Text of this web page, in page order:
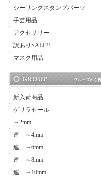
シーリングスタンプパーツ
手芸用品
アクセサリー
訳ありSALE!!
マスク用品
新入荷商品
ゲリラセール
～2mm
連 ～4mm
連 ～6mm
連 ～8mm
連 ～10mm